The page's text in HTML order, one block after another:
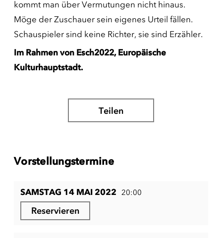
kommt man über Vermutungen nicht hinaus.
Möge der Zuschauer sein eigenes Urteil fällen.
Schauspieler sind keine Richter, sie sind Erzähler.
Im Rahmen von Esch2022, Europäische
Kulturhauptstadt.
Teilen
Vorstellungstermine
SAMSTAG 14 MAI 2022 20:00
Reservieren